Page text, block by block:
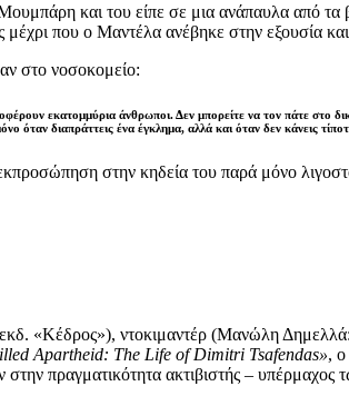
και του είπε σε μια ανάπαυλα από τα
που ο Μαντέλα ανέβηκε στην εξουσία
στο νοσοκομείο:
εκατομμύρια άνθρωποι. Δεν μπορείτε να τον πάτε στο
όταν διαπράττεις ένα έγκλημα, αλλά και όταν δεν κάνεις
στην κηδεία του παρά μόνο
«Κέδρος»), ντοκιμαντέρ (Μανώλη
Apartheid: The Life of Dimitri Tsafendas», ο
πραγματικότητα ακτιβιστής –